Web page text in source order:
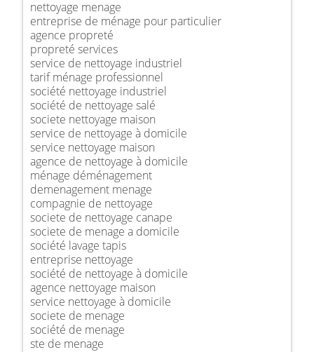
nettoyage menage
entreprise de ménage pour particulier
agence propreté
propreté services
service de nettoyage industriel
tarif ménage professionnel
société nettoyage industriel
société de nettoyage salé
societe nettoyage maison
service de nettoyage à domicile
service nettoyage maison
agence de nettoyage à domicile
ménage déménagement
demenagement menage
compagnie de nettoyage
societe de nettoyage canape
societe de menage a domicile
société lavage tapis
entreprise nettoyage
société de nettoyage à domicile
agence nettoyage maison
service nettoyage à domicile
societe de menage
société de menage
ste de menage